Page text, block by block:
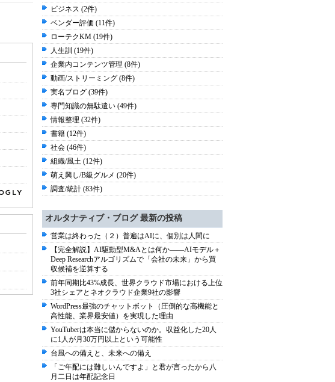
ビジネス (2件)
ベンダー評価 (11件)
ローテクKM (19件)
人生訓 (19件)
企業内コンテンツ管理 (8件)
動画/ストリーミング (8件)
実名ブログ (39件)
専門知識の無駄遣い (49件)
情報整理 (32件)
書籍 (12件)
社会 (46件)
組織/風土 (12件)
萌え興し/B級グルメ (20件)
調査/統計 (83件)
オルタナティブ・ブログ 最新の投稿
営業は終わった（２）普遍はAIに、個別は人間に
【完全解説】AI駆動型M&Aとは何か――AIモデル＋
Deep Researchアルゴリズムで「会社の未来」から買
収候補を逆算する
前年同期比43%成長、世界クラウド市場における上位
3社シェアとネオクラウド企業9社の影響
WordPress最強のチャットボット（圧倒的な高機能と
高性能、業界最安値）を実現した理由
YouTuberは本当に儲からないのか。収益化した20人
に1人が月30万円以上という可能性
台風への備えと、未来への備え
「ご年配には難しいんですよ」と君が言ったから八
月二日は年配記念日